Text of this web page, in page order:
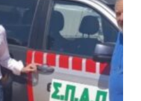
ΑΡΧΕΛΩΝ
για τη
χελώνες